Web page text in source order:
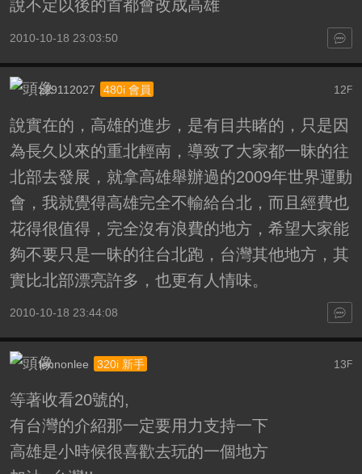
說不定以後的首都會改成高雄
2010-10-18 23:03:50
12F
z29112027 480i 會員
說實在的，高雄的進步，是有目共睹的，只是因
為長久以來的重北輕南，導致了大家都一昧的往
北部去發展，就拿高雄舉辦過的2009年世界運動
會，我就覺得高雄完全不輸給台北，而且經費也
花得很值得，完全沒有浪費的地方，希望大家能
夠不要只是一昧的往台北跑，台灣其他地方，其
實比北部漂亮許多，也更有人情味。
2010-10-18 23:44:08
13 F
lennonlee 320i 新手
等著收看20號的,
有台灣的介紹那一定要用力支持一下
高雄是小時候很喜歡去玩的一個地方